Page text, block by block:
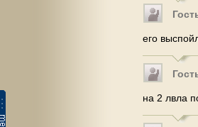
его
на 2 лвла